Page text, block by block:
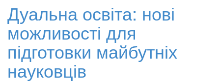
Дуальна освіта: нові
можливості для
підготовки майбутніх
науковців